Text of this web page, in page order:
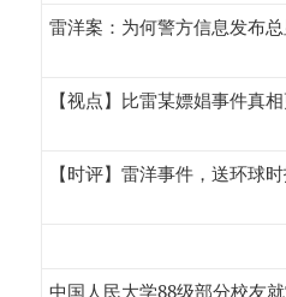
雷洋案：为何警方信息发布
【视点】比雷某嫖娼事件真
【时评】雷洋事件，送环球
中国人民大学88级部分校友